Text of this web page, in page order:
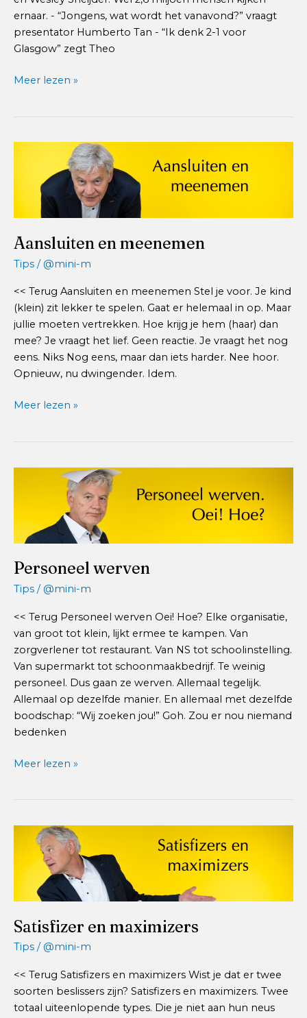
ernaar. - “Jongens, wat wordt het vanavond?” vraagt
presentator Humberto Tan - “Ik denk 2-1 voor
Glasgow” zegt Theo
Beïnvloeden
Meer lezen »
Aansluiten en meenemen
Tips / @mini-m
<< Terug Aansluiten en meenemen Stel je voor. Je kind
(klein) zit lekker te spelen. Gaat er helemaal in op. Maar
jullie moeten vertrekken. Hoe krijg je hem (haar) dan
mee? Je vraagt het lief. Geen reactie. Je vraagt het nog
eens. Niks Nog eens, maar dan iets harder. Nee hoor.
Opnieuw, nu dwingender. Idem.
Aansluiten
Meer lezen »
Personeel werven
Tips / @mini-m
<< Terug Personeel werven Oei! Hoe? Elke organisatie,
van groot tot klein, lijkt ermee te kampen. Van
zorgverlener tot restaurant. Van NS tot schoolinstelling.
Van supermarkt tot schoonmaakbedrijf. Te weinig
personeel. Dus gaan ze werven. Allemaal tegelijk.
Allemaal op dezelfde manier. En allemaal met dezelfde
boodschap: “Wij zoeken jou!” Goh. Zou er nou niemand
bedenken
Personeel
Meer lezen »
Satisfizer en maximizers
Tips / @mini-m
<< Terug Satisfizers en maximizers Wist je dat er twee
soorten beslissers zijn? Satisfizers en maximizers. Twee
totaal uiteenlopende types. Die je niet aan hun neus